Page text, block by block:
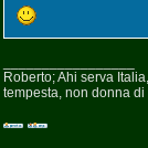
Roberto; Ahi serva
tempesta, non donna